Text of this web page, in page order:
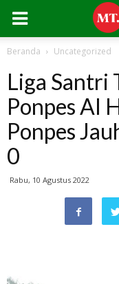
Beranda Uncategorized
Liga Santri
Ponpes Al
Ponpes
0
Rabu, 10 Agustus 2022